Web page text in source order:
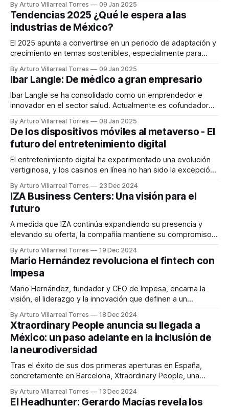
mantenerse a la vanguardia tecnológica. En este sentido,
mejorar el rendimiento se ha vuelto esencial para las
empresas que buscan consolidarse en
By Arturo Villarreal Torres 09 Jan 2025
Tendencias 2025 ¿Qué le espera a las
industrias de México?
El 2025 apunta a convertirse en un periodo de adaptación y
crecimiento en temas sostenibles, especialmente para
telecomunicaciones y la energética. Prueba de ello es que
la Asociación Mexicana de la Industria Automotriz indica
que, para el próximo año, los fabricantes aumentarán la
By Arturo Villarreal Torres 09 Jan 2025
Ibar Langle: De médico a gran empresario
Ibar Langle se ha consolidado como un emprendedor e
innovador en el sector salud. Actualmente es cofundador
propósito de llevar medicina especializada de calidad y
precio justo a todos los mexicanos. Siendo hijo de padres
dedicados a la medicina,
By Arturo Villarreal Torres 08 Jan 2025
De los dispositivos móviles al metaverso - El
futuro del entretenimiento digital
El entretenimiento digital ha experimentado una evolución
vertiginosa, y los casinos en línea no han sido la excepción.
dominación de los dispositivos móviles, el sector ha sabido
adaptarse a las necesidades y preferencias de los
usuarios. Sin embargo, la próxima
By Arturo Villarreal Torres 23 Dec 2024
IZA Business Centers: Una visión para el
futuro
A medida que IZA continúa expandiendo su presencia y
elevando su oferta, la compañía mantiene su compromiso
necesitan, ofreciendo espacios inspiradores, soluciones a
la medida y experiencias que impulsan el éxito empresarial.
El pasado mes de noviembre reinauguraron dos más
By Arturo Villarreal Torres 19 Dec 2024
Mario Hernández revoluciona el fintech con
Impesa
Mario Hernández, fundador y CEO de Impesa, encarna la
visión, el liderazgo y la innovación que definen a un
México, hasta su éxito como líder en soluciones fintech en
Latinoamérica, su historia refleja cómo
By Arturo Villarreal Torres 18 Dec 2024
Xtraordinary People anuncia su llegada a
México: un paso adelante en la inclusión de
la neurodiversidad
Tras el éxito de sus dos primeras aperturas en España,
concretamente en Barcelona, Xtraordinary People, una
neurodiversidad infantil y juvenil, anuncia su reciente llegada
By Arturo Villarreal Torres 13 Dec 2024
El Headhunter: Gerardo Macías revela los